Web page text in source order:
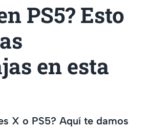
PS5? Esto
en esta
X o PS5? Aquí te damos